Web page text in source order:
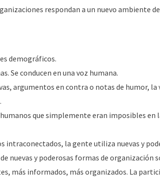
respondan a un nuevo ambiente
demográficos.
Se conducen en una voz humana.
argumentos en contra o notas de humor, la
que simplemente eran imposibles en
la gente utiliza nuevas y
nuevas y poderosas formas de
más informados, más organizados. La